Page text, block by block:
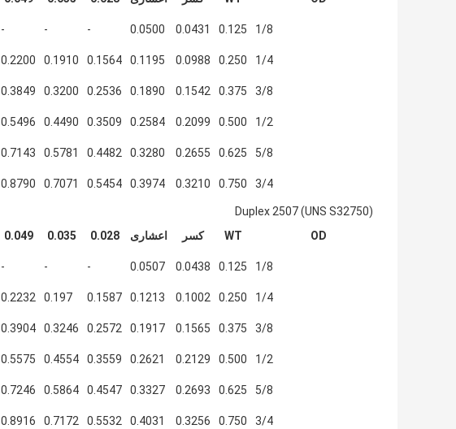
1/8
0.125
0.0431
0.0500
-
-
-
1/4
0.250
0.0988
0.1195
0.1564
0.1910
0.2200
3/8
0.375
0.1542
0.1890
0.2536
0.3200
0.3849
1/2
0.500
0.2099
0.2584
0.3509
0.4490
0.5496
5/8
0.625
0.2655
0.3280
0.4482
0.5781
0.7143
3/4
0.750
0.3210
0.3974
0.5454
0.7071
0.8790
Duplex 2507 (UNS S32750)
OD
WT کسر اعشاری 0.028
0.035
0.049
1/8
0.125
0.0438
0.0507
-
-
-
1/4
0.250
0.1002
0.1213
0.1587
0.197
0.2232
3/8
0.375
0.1565
0.1917
0.2572
0.3246
0.3904
1/2
0.500
0.2129
0.2621
0.3559
0.4554
0.5575
5/8
0.625
0.2693
0.3327
0.4547
0.5864
0.7246
3/4
0.750
0.3256
0.4031
0.5532
0.7172
0.8916